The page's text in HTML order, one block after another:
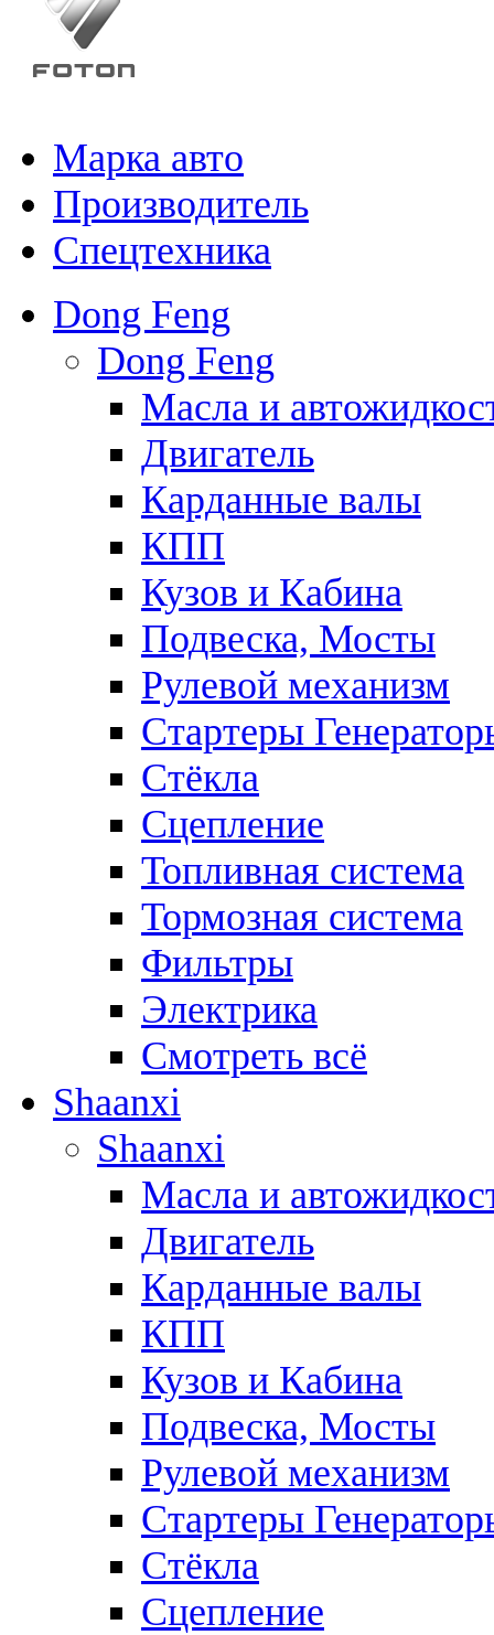
Марка авто
Производитель
Спецтехника
Dong Feng
Dong Feng
Масла и
Двигатель
Карданные валы
КПП
Кузов и Кабина
Подвеска, Мосты
Рулевой механизм
Стартеры
Стёкла
Сцепление
Топливная система
Тормозная система
Фильтры
Электрика
Смотреть всё
Shaanxi
Shaanxi
Масла и
Двигатель
Карданные валы
КПП
Кузов и Кабина
Подвеска, Мосты
Рулевой механизм
Стартеры
Стёкла
Сцепление